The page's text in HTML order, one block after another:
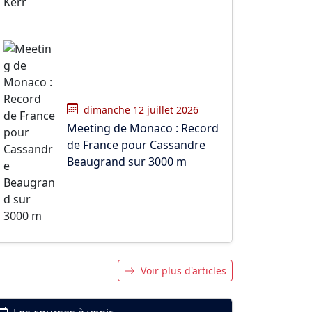
dimanche 12 juillet 2026
Meeting de Monaco : Record
de France pour Cassandre
Beaugrand sur 3000 m
Voir plus d'articles